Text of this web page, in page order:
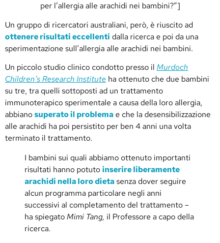
per l’allergia alle arachidi nei bambini?”]
Un gruppo di ricercatori australiani, però, è riuscito ad
ottenere risultati eccellenti dalla ricerca e poi da una
sperimentazione sull’allergia alle arachidi nei bambini.
Un piccolo studio clinico condotto presso il Murdoch
Children’s Research Institute ha ottenuto che due bambini
su tre, tra quelli sottoposti ad un trattamento
immunoterapico sperimentale a causa della loro allergia,
abbianosuperato il problemae che la desensibilizzazione
alle arachidi ha poi persistito per ben 4 anni una volta
terminato il trattamento.
I bambini sui quali abbiamo ottenuto importanti
risultati hanno potuto inserire liberamente
arachidi nella loro dietasenza dover seguire
alcun programma particolare negli anni
successivi al completamento del trattamento –
ha spiegatoMimi Tang, il Professore a capo della
ricerca.